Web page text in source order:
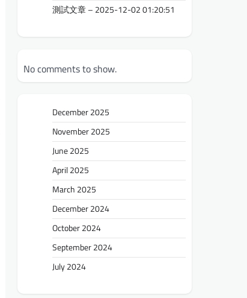
測試文章 – 2025-12-02 01:20:51
No comments to show.
December 2025
November 2025
June 2025
April 2025
March 2025
December 2024
October 2024
September 2024
July 2024